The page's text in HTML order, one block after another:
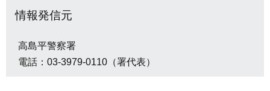
情報発信元
高島平警察署
電話：03-3979-0110（署代表）